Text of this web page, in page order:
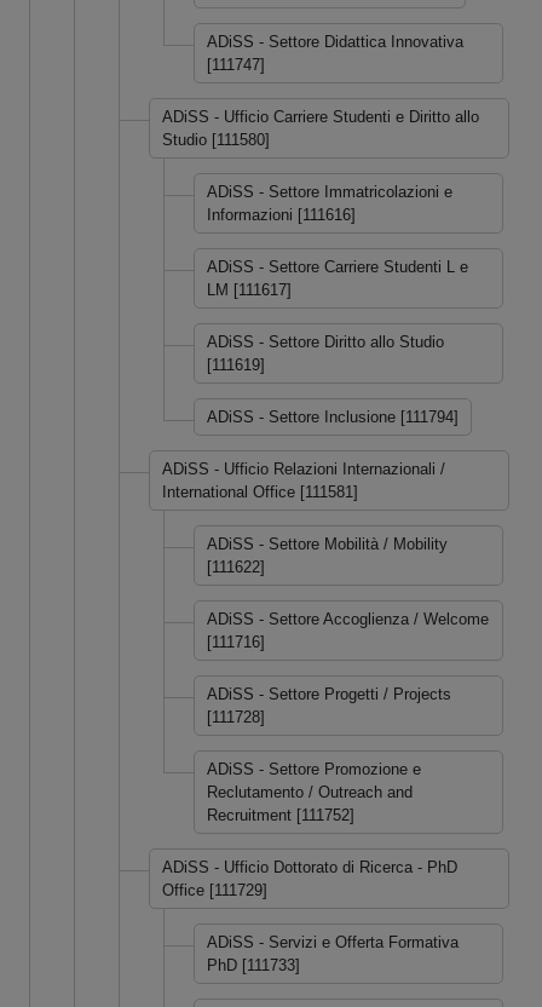
ADiSS - Settore Didattica Innovativa
[111747]
ADiSS - Ufficio Carriere Studenti e Diritto allo
Studio [111580]
ADiSS - Settore Immatricolazioni e
Informazioni [111616]
ADiSS - Settore Carriere Studenti L e
LM [111617]
ADiSS - Settore Diritto allo Studio
[111619]
ADiSS - Settore Inclusione [111794]
ADiSS - Ufficio Relazioni Internazionali /
International Office [111581]
ADiSS - Settore Mobilità / Mobility
[111622]
ADiSS - Settore Accoglienza / Welcome
[111716]
ADiSS - Settore Progetti / Projects
[111728]
ADiSS - Settore Promozione e
Reclutamento / Outreach and
Recruitment [111752]
ADiSS - Ufficio Dottorato di Ricerca - PhD
Office [111729]
ADiSS - Servizi e Offerta Formativa
PhD [111733]